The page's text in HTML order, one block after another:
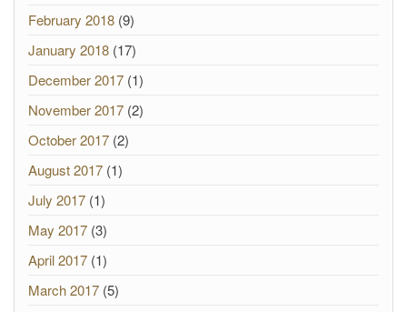
February 2018 (9)
January 2018 (17)
December 2017 (1)
November 2017 (2)
October 2017 (2)
August 2017 (1)
July 2017 (1)
May 2017 (3)
April 2017 (1)
March 2017 (5)